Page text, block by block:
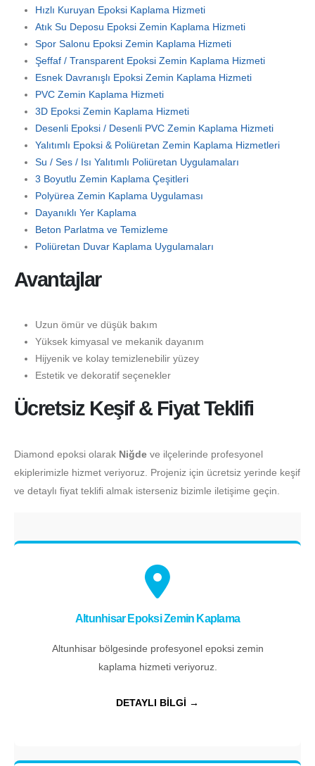
Hızlı Kuruyan Epoksi Kaplama Hizmeti
Atık Su Deposu Epoksi Zemin Kaplama Hizmeti
Spor Salonu Epoksi Zemin Kaplama Hizmeti
Şeffaf / Transparent Epoksi Zemin Kaplama Hizmeti
Esnek Davranışlı Epoksi Zemin Kaplama Hizmeti
PVC Zemin Kaplama Hizmeti
3D Epoksi Zemin Kaplama Hizmeti
Desenli Epoksi / Desenli PVC Zemin Kaplama Hizmeti
Yalıtımlı Epoksi & Poliüretan Zemin Kaplama Hizmetleri
Su / Ses / Isı Yalıtımlı Poliüretan Uygulamaları
3 Boyutlu Zemin Kaplama Çeşitleri
Polyürea Zemin Kaplama Uygulaması
Dayanıklı Yer Kaplama
Beton Parlatma ve Temizleme
Poliüretan Duvar Kaplama Uygulamaları
Avantajlar
Uzun ömür ve düşük bakım
Yüksek kimyasal ve mekanik dayanım
Hijyenik ve kolay temizlenebilir yüzey
Estetik ve dekoratif seçenekler
Ücretsiz Keşif & Fiyat Teklifi
Diamond epoksi olarak Niğde ve ilçelerinde profesyonel
ekiplerimizle hizmet veriyoruz. Projeniz için ücretsiz yerinde keşif
ve detaylı fiyat teklifi almak isterseniz bizimle iletişime geçin.
Altunhisar Epoksi Zemin Kaplama
Altunhisar bölgesinde profesyonel epoksi zemin
kaplama hizmeti veriyoruz.
DETAYLI BİLGİ →